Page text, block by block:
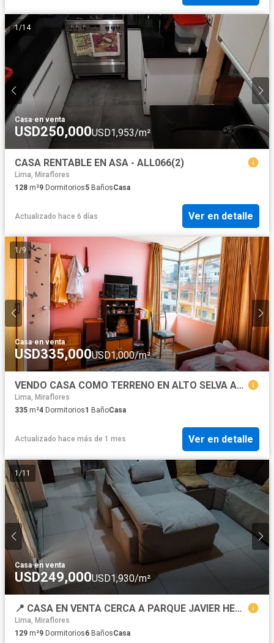
1/14
Casa·en venta
USD250,000USD1,953/m²
CASA RENTABLE EN ASA - ALL066(2)
Lima, Miraflores
128 m²9 Dormitorios5 BañosCasa
Actualizado hace 6 días Ver en detalle
1 /9
Casa·en venta
USD335,000USD1,000/m²
VENDO CASA COMO TERRENO EN ALTO SELVA ALEGRE
Lima, Miraflores
335 m²4 Dormitorios1 BañoCasa
Actualizado hace más de 1 mes Ver en detalle
1/11
Casa·en venta
USD249,000USD1,930/m²
📍 CASA EN VENTA CERCA A PARQUE JAVIER HERAUD - ALL066(3)
Lima, Miraflores
129 m²9 Dormitorios6 BañosCasa